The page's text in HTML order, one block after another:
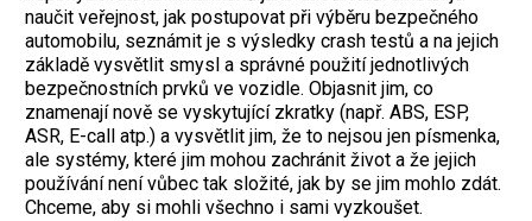
naučit veřejnost, jak postupovat při výběru bezpečného
automobilu, seznámit je s výsledky crash testů a na jejich
základě vysvětlit smysl a správné použití jednotlivých
bezpečnostních prvků ve vozidle. Objasnit jim, co
znamenají nově se vyskytující zkratky (např. ABS, ESP,
ASR, E-call atp.) a vysvětlit jim, že to nejsou jen písmenka,
ale systémy, které jim mohou zachránit život a že jejich
používání není vůbec tak složité, jak by se jim mohlo zdát.
Chceme, aby si mohli všechno i sami vyzkoušet.